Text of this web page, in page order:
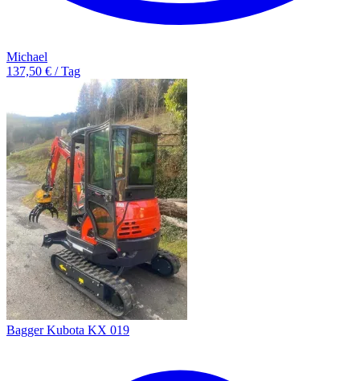
Michael
137,50 € / Tag
Bagger Kubota KX 019